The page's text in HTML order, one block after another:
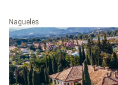
Nagueles